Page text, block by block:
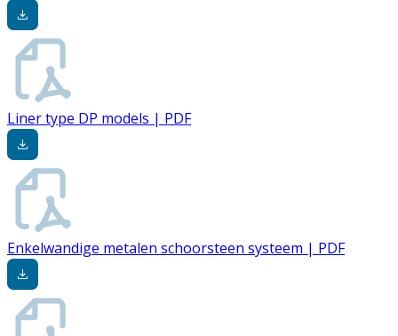
Liner type DP models | PDF
Enkelwandige metalen schoorsteen systeem | PDF